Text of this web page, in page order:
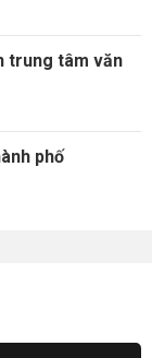
trung tâm văn
phố